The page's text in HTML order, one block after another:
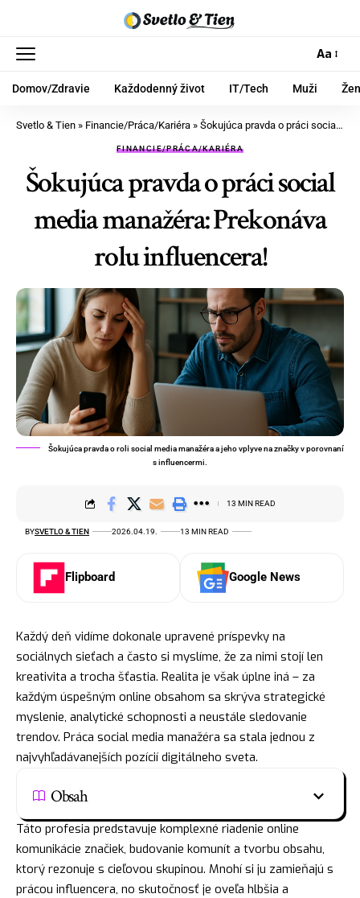
Aa
Domov/Zdravie Každodenný život IT/Tech Muži
Svetlo & Tien » Financie/Práca/Kariéra » Šokujúca pravda o práci social media manažéra: Prekonáva rolu influencera!
FINANCIE/PRÁCA/KARIÉRA
Šokujúca pravda o práci social
media manažéra: Prekonáva
rolu influencera!
Šokujúca pravda o roli social media manažéra a jeho vplyve na značky v porovnaní
s influencermi.
BYSVETLO & TIEN 2026.04.19. 13 MIN READ
13 MIN READ
Flipboard Google News
Každý deň vidíme dokonale upravené príspevky na
sociálnych sieťach a často si myslíme, že za nimi stojí len
kreativita a trocha šťastia. Realita je však úplne iná – za
každým úspešným online obsahom sa skrýva strategické
myslenie, analytické schopnosti a neustále sledovanie
trendov. Práca social media manažéra sa stala jednou z
najvyhľadávanejších pozícií digitálneho sveta.
Obsah
Táto profesia predstavuje komplexné riadenie online
komunikácie značiek, budovanie komunít a tvorbu obsahu,
ktorý rezonuje s cieľovou skupinou. Mnohí si ju zamieňajú s
prácou influencera, no skutočnosť je oveľa hlbšia a